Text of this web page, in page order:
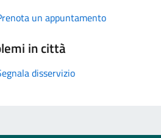
un appuntamento
in città
disservizio